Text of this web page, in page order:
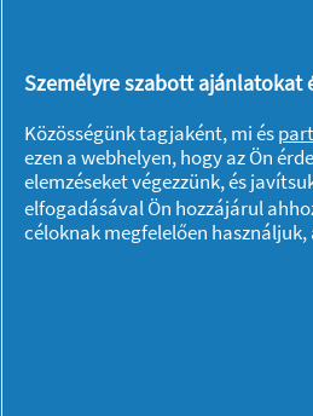
festés
Ha a
Személyre szabott ajánlatokat
Közösségünk tagjaként, mi és
ezen a webhelyen, hogy az Ön
elemzéseket végezzünk, és
elfogadásával Ön hozzájárul
céloknak megfelelően